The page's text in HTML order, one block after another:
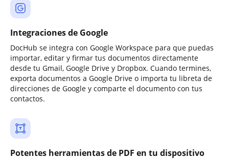
Integraciones de Google
DocHub se integra con Google Workspace para que puedas
importar, editar y firmar tus documentos directamente
desde tu Gmail, Google Drive y Dropbox. Cuando termines,
exporta documentos a Google Drive o importa tu libreta de
direcciones de Google y comparte el documento con tus
contactos.
Potentes herramientas de PDF en tu dispositivo